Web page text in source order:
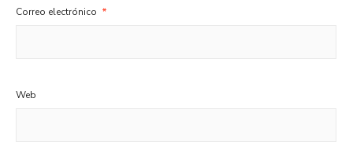
Correo electrónico *
Web